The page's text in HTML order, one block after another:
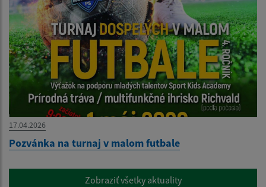
17.04.2026
Pozvánka na turnaj v malom futbale
Zobraziť všetky aktuality